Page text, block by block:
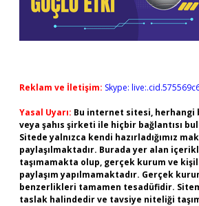
Reklam ve İletişim: Skype:
Yasal Uyarı: Bu internet sitesi, herhangi
veya şahıs şirketi ile hiçbir bağlantısı
Sitede yalnızca kendi hazırladığımız
paylaşılmaktadır. Burada yer alan
taşımamakta olup, gerçek kurum ve
paylaşım yapılmamaktadır. Gerçek
benzerlikleri tamamen tesadüfidir.
taslak halindedir ve tavsiye niteliği